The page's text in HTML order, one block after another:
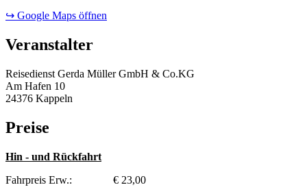
↪ Google Maps öffnen
Veranstalter
Reisedienst Gerda Müller GmbH & Co.KG
Am Hafen 10
24376 Kappeln
Preise
Hin - und Rückfahrt
Fahrpreis Erw.: € 23,00